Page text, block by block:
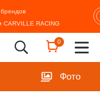
брендов
CARVILLE RACING
0
Фото